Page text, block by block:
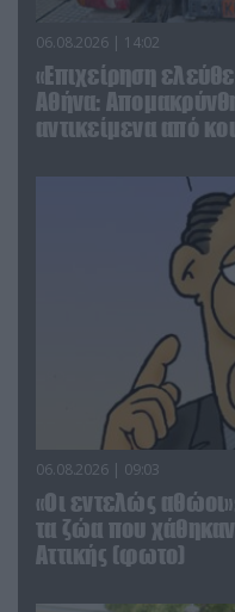
06.08.2026 | 14:02
«Επιχείρηση
Αθήνα:
αντικείμενα από
06.08.2026 | 09:03
«Οι εντελώς
τα ζώα που χάθηκαν
Αττικής (φωτο)